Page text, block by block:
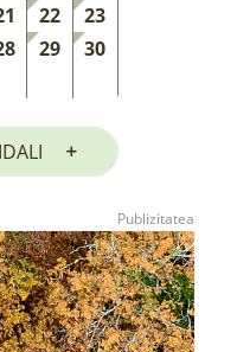
22
23
29
30